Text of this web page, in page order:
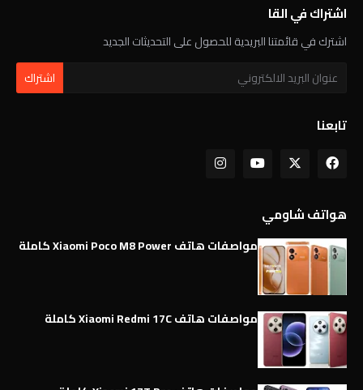
اشتراك في القا
اشترك في قائمتنا البريدية للحصول على التحديثات الجديد
تابعنا
هواتف شاومي
مواصفات هاتف Xiaomi Poco M8 Power كاملة
مواصفات هاتف Xiaomi Redmi 17C كاملة